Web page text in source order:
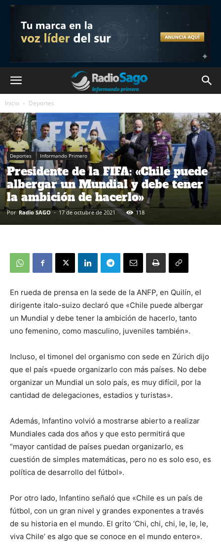
Inicio Deportes
Deportes Informando Primero
Presidente de la FIFA: «Chile puede
albergar un Mundial y debe tener
la ambición de hacerlo»
Por Radio SAGO - 17 de octubre de 2021 118
En rueda de prensa en la sede de la ANFP, en Quilín, el
dirigente italo-suizo declaró que «Chile puede albergar
un Mundial y debe tener la ambición de hacerlo, tanto
uno femenino, como masculino, juveniles también».
Incluso, el timonel del organismo con sede en Zúrich dijo
que el país «puede organizarlo con más países. No debe
organizar un Mundial un solo país, es muy difícil, por la
cantidad de delegaciones, estadios y turistas».
Además, Infantino volvió a mostrarse abierto a realizar
Mundiales cada dos años y que esto permitirá que
“mayor cantidad de países puedan organizarlo, es
cuestión de simples matemáticas, pero no es solo eso, es
política de desarrollo del fútbol».
Por otro lado, Infantino señaló que «Chile es un país de
fútbol, con un gran nivel y grandes exponentes a través
de su historia en el mundo. El grito ‘Chi, chi, chi, le, le, le,
viva Chile’ es algo que se conoce en el mundo entero».